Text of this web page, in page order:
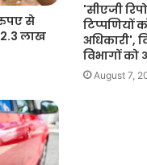
से
लाख
'सीएजी
टिप्पणियों
अधिकारी',
विभागों
August 7,